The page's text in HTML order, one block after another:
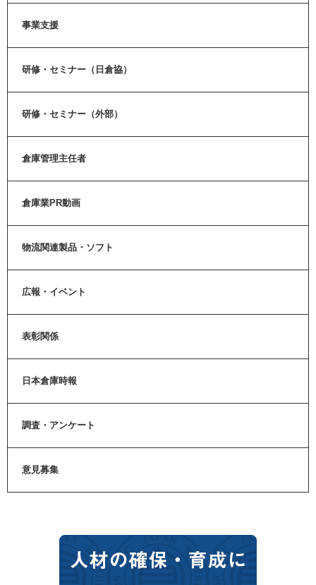
事業支援
研修・セミナー（日倉協）
研修・セミナー（外部）
倉庫管理主任者
倉庫業PR動画
物流関連製品・ソフト
広報・イベント
表彰関係
日本倉庫時報
調査・アンケート
意見募集